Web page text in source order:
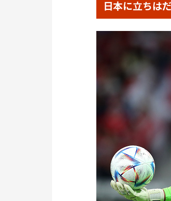
日本に立ちは